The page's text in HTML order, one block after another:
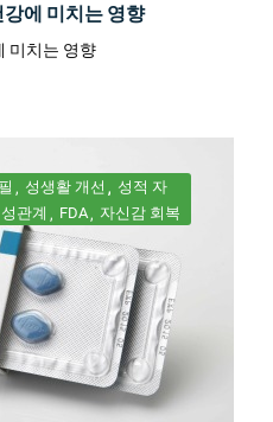
에 미치는 영향
미치는 영향
성생활 개선
성적 자
성관계 FDA 자신감 회복